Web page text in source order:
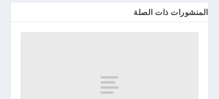
المنشورات ذات الصلة